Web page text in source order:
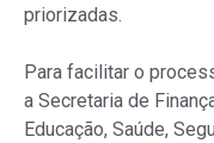
priorizadas.
Para facilitar o
a Secretaria de
Educação, Saúde,